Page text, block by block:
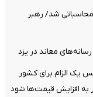
محاسباتی شد/ رهبر
معاند در یزد
یک الزام برای کشور
به افزایش قیمت‌ها شود